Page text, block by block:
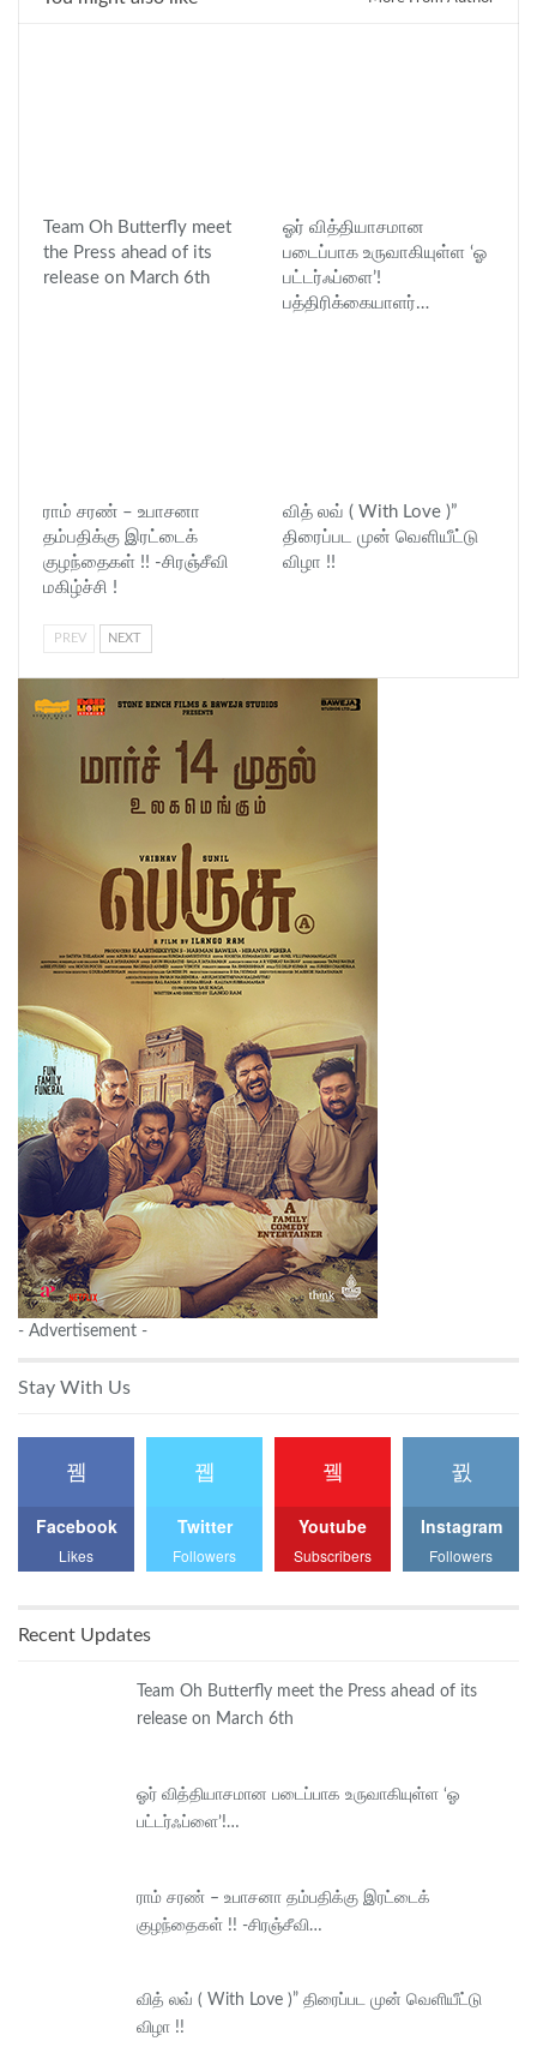
Team Oh Butterfly meet
the Press ahead of its
release on March 6th
ஓர் வித்தியாசமான
படைப்பாக உருவாகியுள்ள ‘ஓ
பட்டர்ஃப்ளை’!
பத்திரிக்கையாளர்…
ராம் சரண் – உபாசனா
தம்பதிக்கு இரட்டைக்
குழந்தைகள் !! -சிரஞ்சீவி
மகிழ்ச்சி !
வித் லவ் ( With Love )”
திரைப்பட முன் வெளியீட்டு
விழா !!
PREV NEXT
- Advertisement -
Stay With Us
Facebook
Likes
Twitter
Followers
Youtube
Subscribers
Instagram
Followers
Recent Updates
Team Oh Butterfly meet the Press ahead of its
release on March 6th
ஓர் வித்தியாசமான படைப்பாக உருவாகியுள்ள ‘ஓ
பட்டர்ஃப்ளை’!…
ராம் சரண் – உபாசனா தம்பதிக்கு இரட்டைக்
குழந்தைகள் !! -சிரஞ்சீவி…
வித் லவ் ( With Love )” திரைப்பட முன் வெளியீட்டு
விழா !!